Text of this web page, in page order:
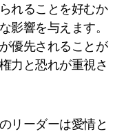
れることを好むか
影響を与えます。
優先されることが
力と恐れが重視さ
リーダーは愛情と